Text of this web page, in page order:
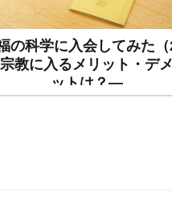
の科学に入会してみた（
教に入るメリット・デ
ットは？―